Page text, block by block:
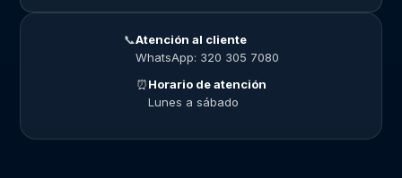
📞Atención al cliente
WhatsApp: 320 305 7080
⏰Horario de atención
Lunes a sábado